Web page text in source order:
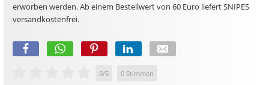
erworben werden. Ab einem Bestellwert von 60 Euro liefert SNIPES
versandkostenfrei.
0/5 0 Stimmen